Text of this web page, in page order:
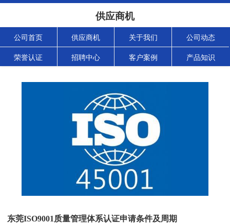
供应商机
公司首页 供应商机 关于我们 公司动态
荣誉认证 招聘中心 客户案例 产品知识
东莞ISO9001质量管理体系认证申请条件及周期